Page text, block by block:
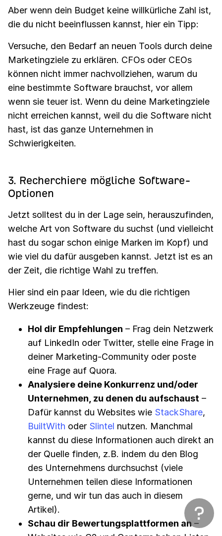
Aber wenn dein Budget keine willkürliche Zahl ist,
die du nicht beeinflussen kannst, hier ein Tipp:
Versuche, den Bedarf an neuen Tools durch deine
Marketingziele zu erklären. CFOs oder CEOs
können nicht immer nachvollziehen, warum du
eine bestimmte Software brauchst, vor allem
wenn sie teuer ist. Wenn du deine Marketingziele
nicht erreichen kannst, weil du die Software nicht
hast, ist das ganze Unternehmen in
Schwierigkeiten.
3. Recherchiere mögliche Software-
Optionen
Jetzt solltest du in der Lage sein, herauszufinden,
welche Art von Software du suchst (und vielleicht
hast du sogar schon einige Marken im Kopf) und
wie viel du dafür ausgeben kannst. Jetzt ist es an
der Zeit, die richtige Wahl zu treffen.
Hier sind ein paar Ideen, wie du die richtigen
Werkzeuge findest:
Hol dir Empfehlungen – Frag dein Netzwerk
auf LinkedIn oder Twitter, stelle eine Frage in
deiner Marketing-Community oder poste
eine Frage auf Quora.
Analysiere deine Konkurrenz und/oder
Unternehmen, zu denen du aufschaust –
Dafür kannst du Websites wie StackShare,
BuiltWith oder Slintel nutzen. Manchmal
kannst du diese Informationen auch direkt an
der Quelle finden, z.B. indem du den Blog
des Unternehmens durchsuchst (viele
Unternehmen teilen diese Informationen
gerne, und wir tun das auch in diesem
Artikel).
Schau dir Bewertungsplattformen an–